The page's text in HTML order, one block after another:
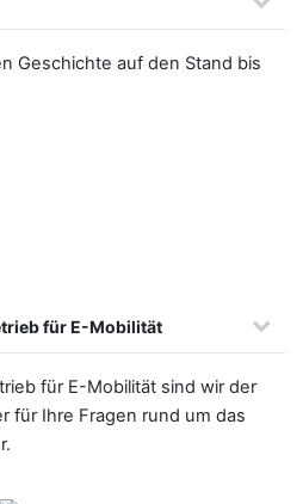
Geschichte auf den Stand bis
für E-Mobilität
für E-Mobilität sind wir der
für Ihre Fragen rund um das